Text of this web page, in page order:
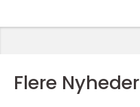
Flere Nyheder